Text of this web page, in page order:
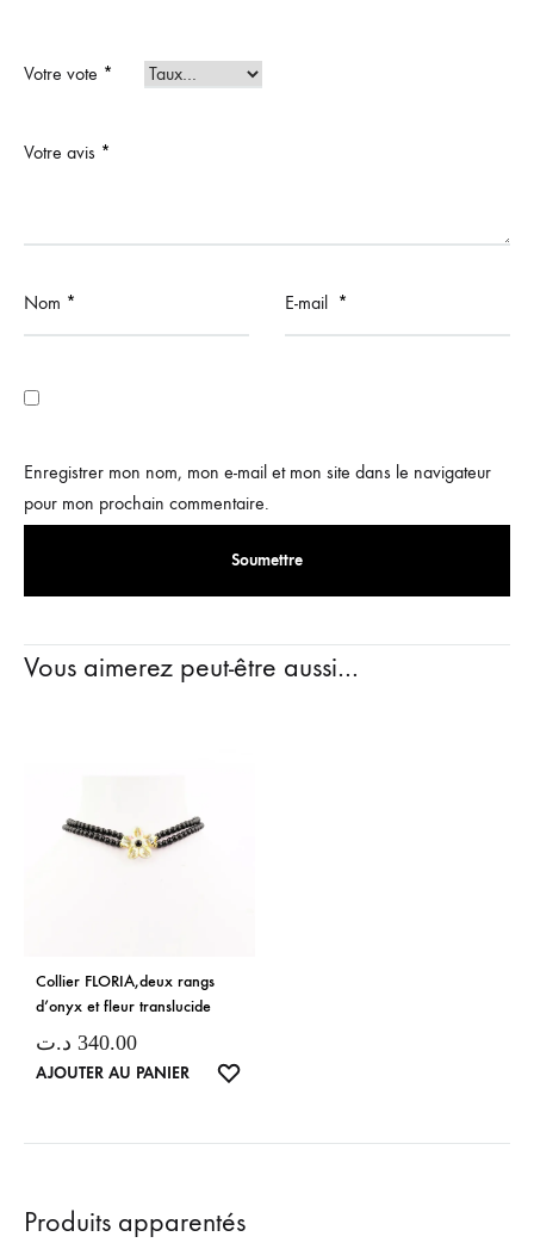
Votre vote *
Votre avis *
Nom * E-mail *
Enregistrer mon nom, mon e-mail et mon site dans le navigateur
pour mon prochain commentaire.
Vous aimerez peut-être aussi…
Collier FLORIA,deux rangs
d’onyx et fleur translucide
340.00 د.ت
AJOUTER AU PANIER
Produits apparentés